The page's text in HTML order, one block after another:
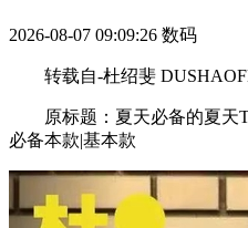
2026-08-07 09:09:26 数码
转载自-杜绍斐
原标题：夏天必备的夏天T
必备本款|基本款